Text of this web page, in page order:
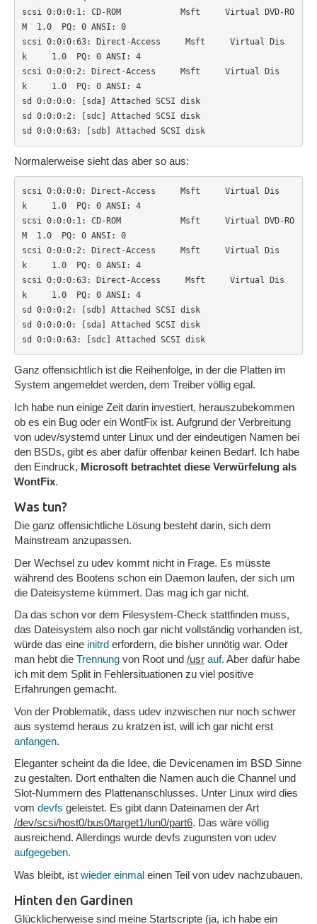
scsi 0:0:0:1: CD-ROM            Msft     Virtual DVD-RO
M  1.0  PQ: 0 ANSI: 0
scsi 0:0:0:63: Direct-Access     Msft     Virtual Dis
k     1.0  PQ: 0 ANSI: 4
scsi 0:0:0:2: Direct-Access     Msft     Virtual Dis
k     1.0  PQ: 0 ANSI: 4
sd 0:0:0:0: [sda] Attached SCSI disk
sd 0:0:0:2: [sdc] Attached SCSI disk
sd 0:0:0:63: [sdb] Attached SCSI disk
Normalerweise sieht das aber so aus:
scsi 0:0:0:0: Direct-Access     Msft     Virtual Dis
k     1.0  PQ: 0 ANSI: 4
scsi 0:0:0:1: CD-ROM            Msft     Virtual DVD-RO
M  1.0  PQ: 0 ANSI: 0
scsi 0:0:0:2: Direct-Access     Msft     Virtual Dis
k     1.0  PQ: 0 ANSI: 4
scsi 0:0:0:63: Direct-Access     Msft     Virtual Dis
k     1.0  PQ: 0 ANSI: 4
sd 0:0:0:2: [sdb] Attached SCSI disk
sd 0:0:0:0: [sda] Attached SCSI disk
sd 0:0:0:63: [sdc] Attached SCSI disk
Ganz offensichtlich ist die Reihenfolge, in der die Platten im
System angemeldet werden, dem Treiber völlig egal.
Ich habe nun einige Zeit darin investiert, herauszubekommen
ob es ein Bug oder ein WontFix ist. Aufgrund der Verbreitung
von udev/systemd unter Linux und der eindeutigen Namen bei
den BSDs, gibt es aber dafür offenbar keinen Bedarf. Ich habe
den Eindruck, Microsoft betrachtet diese Verwürfelung als
WontFix.
Was tun?
Die ganz offensichtliche Lösung besteht darin, sich dem
Mainstream anzupassen.
Der Wechsel zu udev kommt nicht in Frage. Es müsste
während des Bootens schon ein Daemon laufen, der sich um
die Dateisysteme kümmert. Das mag ich gar nicht.
Da das schon vor dem Filesystem-Check stattfinden muss,
das Dateisystem also noch gar nicht vollständig vorhanden ist,
würde das eine initrd erfordern, die bisher unnötig war. Oder
man hebt die Trennung von Root und /usr auf. Aber dafür habe
ich mit dem Split in Fehlersituationen zu viel positive
Erfahrungen gemacht.
Von der Problematik, dass udev inzwischen nur noch schwer
aus systemd heraus zu kratzen ist, will ich gar nicht erst
anfangen.
Eleganter scheint da die Idee, die Devicenamen im BSD Sinne
zu gestalten. Dort enthalten die Namen auch die Channel und
Slot-Nummern des Plattenanschlusses. Unter Linux wird dies
vom devfs geleistet. Es gibt dann Dateinamen der Art
/dev/scsi/host0/bus0/target1/lun0/part6. Das wäre völlig
ausreichend. Allerdings wurde devfs zugunsten von udev
aufgegeben.
Was bleibt, ist wieder einmal einen Teil von udev nachzubauen.
Hinten den Gardinen
Glücklicherweise sind meine Startscripte (ja, ich habe ein